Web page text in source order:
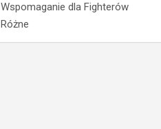
Wspomaganie dla Fighterów
Różne